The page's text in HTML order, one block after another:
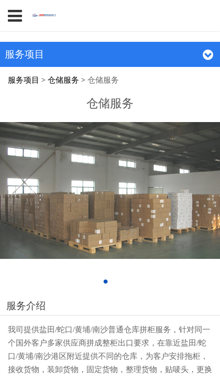
服务项目
仓储服务
服务项目 > 仓储服务 > 仓储服务
仓储服务
服务介绍
我司提供盐田/蛇口/黄埔/南沙普通仓库拼柜服务，针对同一
个国外客户多家供应商拼成整柜出口要求，在靠近盐田/蛇
口/黄埔/南沙港区附近提供不同的仓库，为客户安排拖柜，
接收货物，装卸货物，固定货物，整理货物，贴唛头，更换